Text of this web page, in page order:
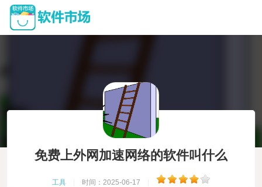
免费上外网加速网络的软件叫什么
工具 时间：2025-06-17